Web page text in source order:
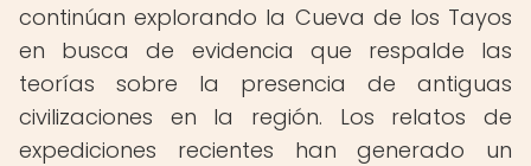
continúan explorando la Cueva de los Tayos
en busca de evidencia que respalde las
teorías sobre la presencia de antiguas
civilizaciones en la región. Los relatos de
expediciones recientes han generado un